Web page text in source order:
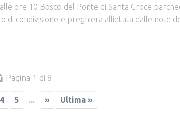
ore 10 Bosco del Ponte di Santa Croce
di condivisione e preghiera allietata dalle note
Pagina 1 di 8
4 5 ... » Ultima »